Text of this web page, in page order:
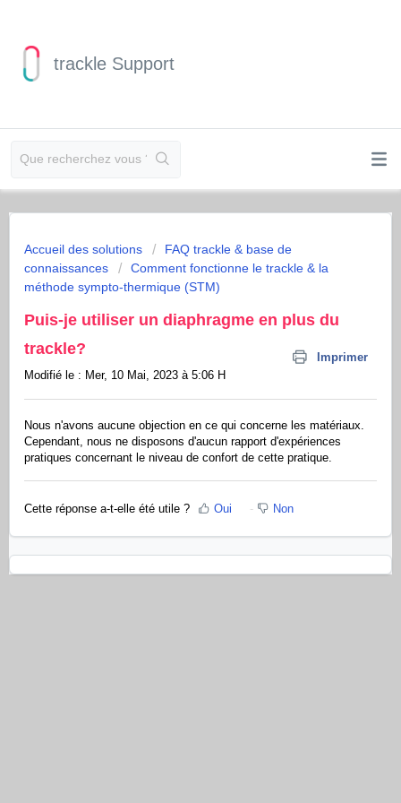
trackle Support
Accueil des solutions
FAQ trackle & base de
connaissances
Comment fonctionne le trackle & la
méthode sympto-thermique (STM)
Puis-je utiliser un diaphragme en plus du
trackle?
Imprimer
Modifié le : Mer, 10 Mai, 2023 à 5:06 H
Nous n'avons aucune objection en ce qui concerne les matériaux.
Cependant, nous ne disposons d'aucun rapport d'expériences
pratiques concernant le niveau de confort de cette pratique.
Cette réponse a-t-elle été utile ? Oui Non